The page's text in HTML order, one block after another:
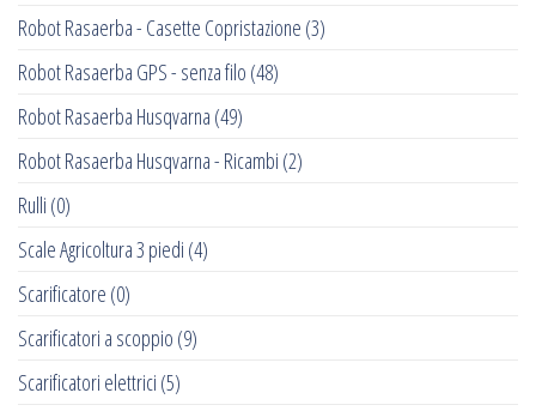
Robot Rasaerba - Casette Copristazione (3)
Robot Rasaerba GPS - senza filo (48)
Robot Rasaerba Husqvarna (49)
Robot Rasaerba Husqvarna - Ricambi (2)
Rulli (0)
Scale Agricoltura 3 piedi (4)
Scarificatore (0)
Scarificatori a scoppio (9)
Scarificatori elettrici (5)